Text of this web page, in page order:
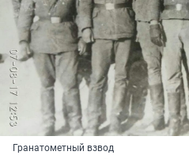
Гранатометный взвод